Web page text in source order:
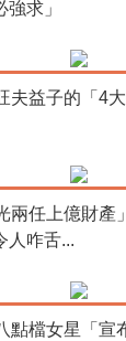
求」
夫益子的「4
兩任上億財產
人咋舌...
點檔女星「